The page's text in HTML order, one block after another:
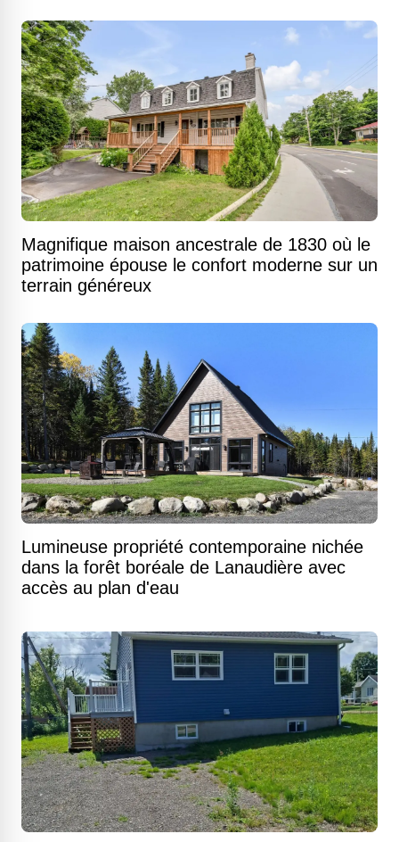
Magnifique maison ancestrale de 1830 où le
patrimoine épouse le confort moderne sur un
terrain généreux
Lumineuse propriété contemporaine nichée
dans la forêt boréale de Lanaudière avec
accès au plan d'eau